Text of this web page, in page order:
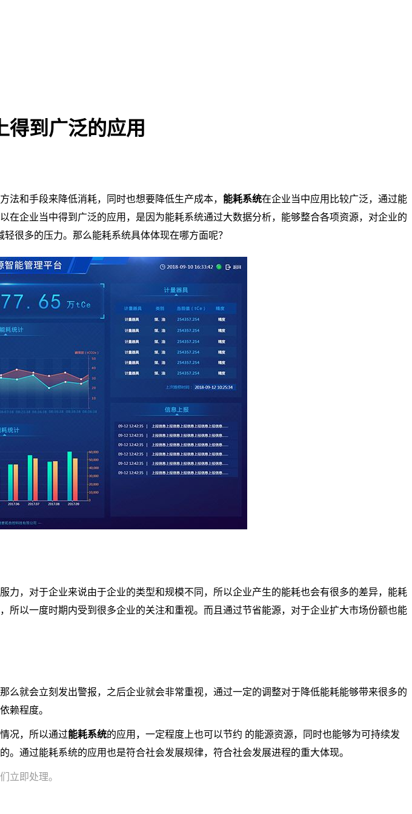
到广泛的应用
法和手段来降低消耗，同时也想要降低生产成本， 能耗系统在企业当中应用比较广泛，通过能
企业当中得到广泛的应用，是因为能耗系统通过大数据分析，能够整合各项资源，对企业的
很多的压力。那么能耗系统具体体现在哪方面呢？
力，对于企业来说由于企业的类型和规模不同，所以企业产生的能耗也会有很多的差异，能耗
以一度时期内受到很多企业的关注和重视。而且通过节省能源，对于企业扩大市场份额也能
就会立刻发出警报，之后企业就会非常重视，通过一定的调整对于降低能耗能够带来很多的
赖程度。
况，所以通过能耗系统的应用，一定程度上也可以节约 的能源资源，同时也能够为可持续发
通过能耗系统的应用也是符合社会发展规律，符合社会发展进程的重大体现。
立即处理。